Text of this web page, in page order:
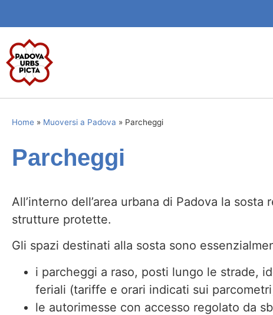
Home » Muoversi a Padova » Parcheggi
Parcheggi
All’interno dell’area urbana di Padova la
strutture protette.
Gli spazi destinati alla sosta sono
i parcheggi a raso, posti lungo le strade,
feriali (tariffe e orari indicati sui
le autorimesse con accesso regolato da